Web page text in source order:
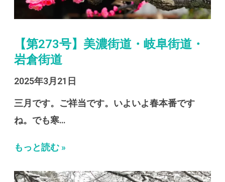
【第273号】美濃街道・岐阜街道・
岩倉街道
2025年3月21日
三月です。ご祥当です。いよいよ春本番です
ね。でも寒…
もっと読む »